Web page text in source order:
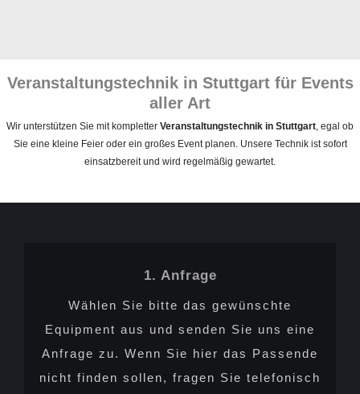
Veranstaltungstechnik in Stuttgart für Events
aller Art
Wir unterstützen Sie mit kompletter Veranstaltungstechnik in Stuttgart, egal ob
Sie eine kleine Feier oder ein großes Event planen. Unsere Technik ist sofort
einsatzbereit und wird regelmäßig gewartet.
1. Anfrage
Wählen Sie bitte das gewünschte
Equipment aus und senden Sie uns eine
Anfrage zu. Wenn Sie hier das Passende
nicht finden sollen, fragen Sie telefonisch